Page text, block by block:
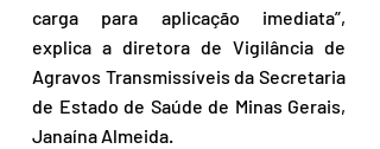
carga para aplicação imediata”,
explica a diretora de Vigilância de
Agravos Transmissíveis da Secretaria
de Estado de Saúde de Minas Gerais,
Janaína Almeida.